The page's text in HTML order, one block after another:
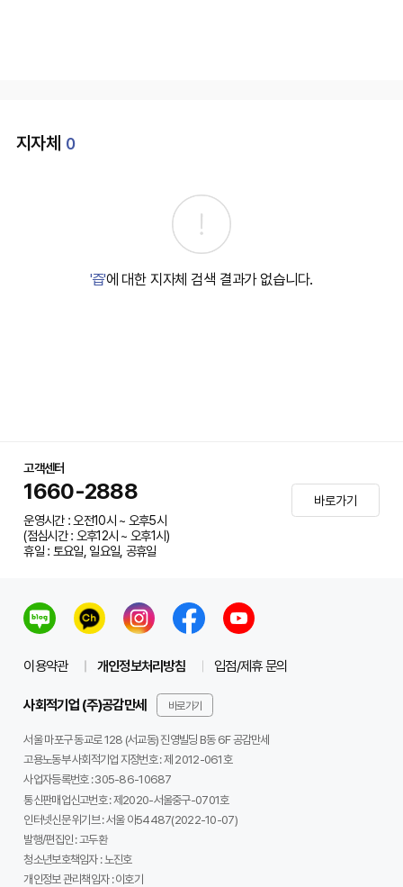
지자체 0
'즙'에 대한 지자체 검색 결과가 없습니다.
고객센터
1660-2888
운영시간 : 오전10시 ~ 오후5시
(점심시간 : 오후12시 ~ 오후1시)
휴일 : 토요일, 일요일, 공휴일
바로가기
이용약관 개인정보처리방침 입점/제휴 문의
사회적기업 (주)공감만세 바로가기
서울 마포구 동교로 128 (서교동) 진영빌딩 B동 6F 공감만세
고용노동부 사회적기업 지정번호 : 제 2012-061호
사업자등록번호 :305-86-10687
통신판매업신고번호 :제2020-서울중구-0701호
인터넷신문 위기브 :서울 아54487(2022-10-07)
발행/편집인 :고두환
청소년보호책임자 :노진호
개인정보 관리책임자 :이호기